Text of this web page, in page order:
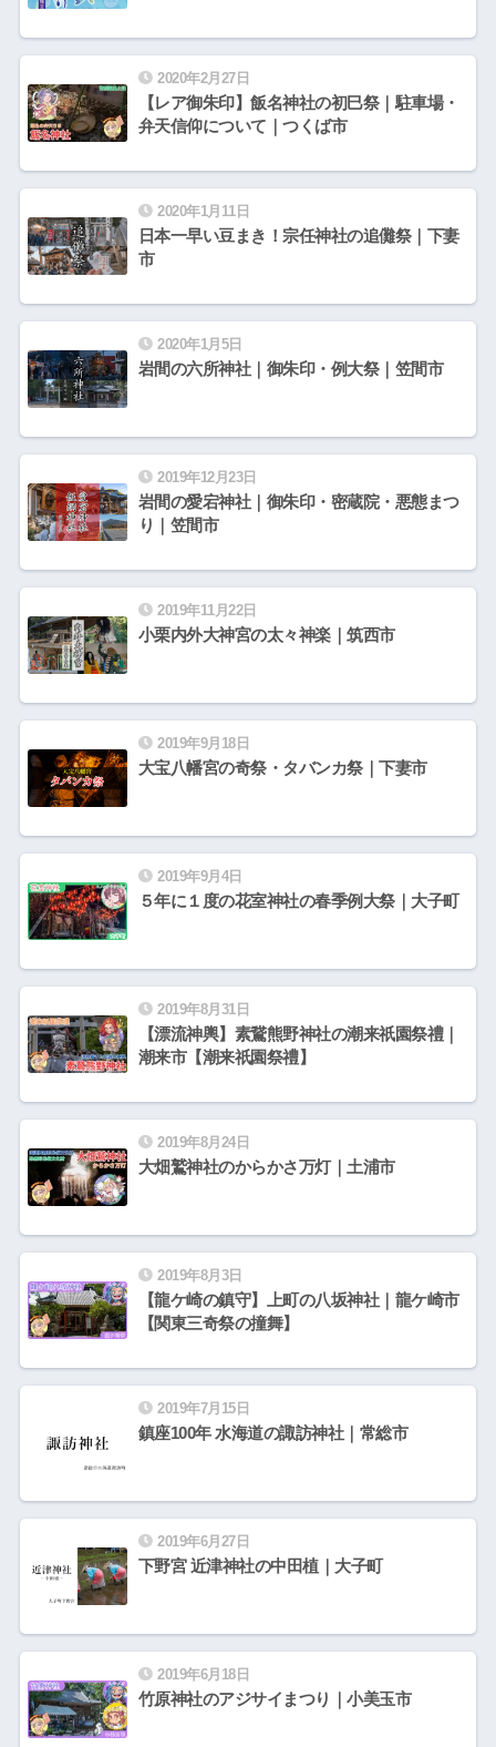
2020年2月27日
【レア御朱印】飯名神社の初巳祭｜駐車場・
弁天信仰について｜つくば市
2020年1月11日
日本一早い豆まき！宗任神社の追儺祭｜下妻
市
2020年1月5日
岩間の六所神社｜御朱印・例大祭｜笠間市
2019年12月23日
岩間の愛宕神社｜御朱印・密蔵院・悪態まつ
り｜笠間市
2019年11月22日
小栗内外大神宮の太々神楽｜筑西市
2019年9月18日
大宝八幡宮の奇祭・タバンカ祭｜下妻市
2019年9月4日
５年に１度の花室神社の春季例大祭｜大子町
2019年8月31日
【漂流神輿】素鵞熊野神社の潮来祇園祭禮｜
潮来市【潮来祇園祭禮】
2019年8月24日
大畑鷲神社のからかさ万灯｜土浦市
2019年8月3日
【龍ケ崎の鎮守】上町の八坂神社｜龍ケ崎市
【関東三奇祭の撞舞】
2019年7月15日
鎮座100年 水海道の諏訪神社｜常総市
2019年6月27日
下野宮 近津神社の中田植｜大子町
2019年6月18日
竹原神社のアジサイまつり｜小美玉市